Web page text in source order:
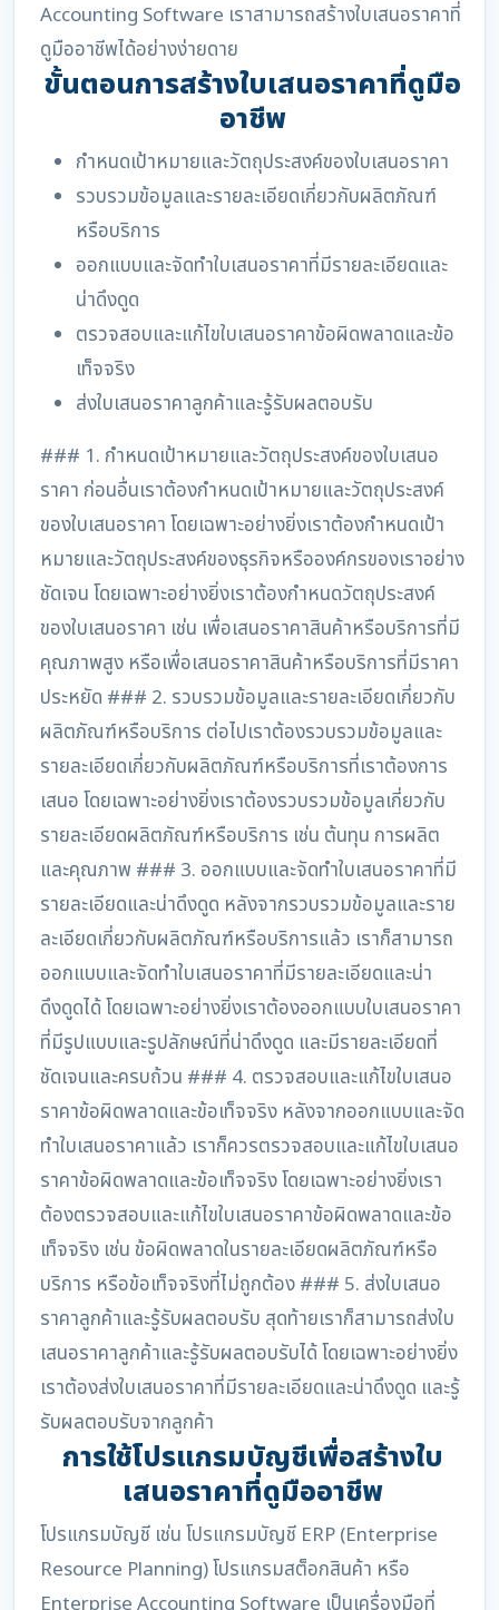
Accounting Software เราสามารถสร้างใบเสนอราคาที่
ดูมืออาชีพได้อย่างง่ายดาย
ขั้นตอนการสร้างใบเสนอราคาที่ดูมือ
อาชีพ
กำหนดเป้าหมายและวัตถุประสงค์ของใบเสนอราคา
รวบรวมข้อมูลและรายละเอียดเกี่ยวกับผลิตภัณฑ์
หรือบริการ
ออกแบบและจัดทำใบเสนอราคาที่มีรายละเอียดและ
น่าดึงดูด
ตรวจสอบและแก้ไขใบเสนอราคาข้อผิดพลาดและข้อ
เท็จจริง
ส่งใบเสนอราคาลูกค้าและรู้รับผลตอบรับ
### 1. กำหนดเป้าหมายและวัตถุประสงค์ของใบเสนอ
ราคา ก่อนอื่นเราต้องกำหนดเป้าหมายและวัตถุประสงค์
ของใบเสนอราคา โดยเฉพาะอย่างยิ่งเราต้องกำหนดเป้า
หมายและวัตถุประสงค์ของธุรกิจหรือองค์กรของเราอย่าง
ชัดเจน โดยเฉพาะอย่างยิ่งเราต้องกำหนดวัตถุประสงค์
ของใบเสนอราคา เช่น เพื่อเสนอราคาสินค้าหรือบริการที่มี
คุณภาพสูง หรือเพื่อเสนอราคาสินค้าหรือบริการที่มีราคา
ประหยัด ### 2. รวบรวมข้อมูลและรายละเอียดเกี่ยวกับ
ผลิตภัณฑ์หรือบริการ ต่อไปเราต้องรวบรวมข้อมูลและ
รายละเอียดเกี่ยวกับผลิตภัณฑ์หรือบริการที่เราต้องการ
เสนอ โดยเฉพาะอย่างยิ่งเราต้องรวบรวมข้อมูลเกี่ยวกับ
รายละเอียดผลิตภัณฑ์หรือบริการ เช่น ต้นทุน การผลิต
และคุณภาพ ### 3. ออกแบบและจัดทำใบเสนอราคาที่มี
รายละเอียดและน่าดึงดูด หลังจากรวบรวมข้อมูลและราย
ละเอียดเกี่ยวกับผลิตภัณฑ์หรือบริการแล้ว เราก็สามารถ
ออกแบบและจัดทำใบเสนอราคาที่มีรายละเอียดและน่า
ดึงดูดได้ โดยเฉพาะอย่างยิ่งเราต้องออกแบบใบเสนอราคา
ที่มีรูปแบบและรูปลักษณ์ที่น่าดึงดูด และมีรายละเอียดที่
ชัดเจนและครบถ้วน ### 4. ตรวจสอบและแก้ไขใบเสนอ
ราคาข้อผิดพลาดและข้อเท็จจริง หลังจากออกแบบและจัด
ทำใบเสนอราคาแล้ว เราก็ควรตรวจสอบและแก้ไขใบเสนอ
ราคาข้อผิดพลาดและข้อเท็จจริง โดยเฉพาะอย่างยิ่งเรา
ต้องตรวจสอบและแก้ไขใบเสนอราคาข้อผิดพลาดและข้อ
เท็จจริง เช่น ข้อผิดพลาดในรายละเอียดผลิตภัณฑ์หรือ
บริการ หรือข้อเท็จจริงที่ไม่ถูกต้อง ### 5. ส่งใบเสนอ
ราคาลูกค้าและรู้รับผลตอบรับ สุดท้ายเราก็สามารถส่งใบ
เสนอราคาลูกค้าและรู้รับผลตอบรับได้ โดยเฉพาะอย่างยิ่ง
เราต้องส่งใบเสนอราคาที่มีรายละเอียดและน่าดึงดูด และรู้
รับผลตอบรับจากลูกค้า
การใช้โปรแกรมบัญชีเพื่อสร้างใบ
เสนอราคาที่ดูมืออาชีพ
โปรแกรมบัญชี เช่น โปรแกรมบัญชี ERP (Enterprise
Resource Planning) โปรแกรมสต็อกสินค้า หรือ